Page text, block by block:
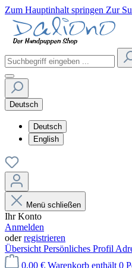
Zum Hauptinhalt springen Zur
Deutsch
Deutsch
English
Menü schließen
Ihr Konto
Anmelden
oderregistrieren
Übersicht Persönliches Profil
0,00 € Warenkorb enthält 0